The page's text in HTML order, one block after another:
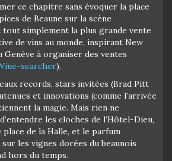
ce chapitre sans évoquer la place
de Beaune sur la scène
tout simplement la plus grande vente
de vins au monde, inspirant New
à organiser des ventes
searcher).
records, stars invitées (Brad Pitt
et innovations (comme l’arrivée
la magie. Mais rien ne
les cloches de l’Hôtel-Dieu,
place de la Halle, et le parfum
sur les vignes dorées du beaunois
hors du temps.